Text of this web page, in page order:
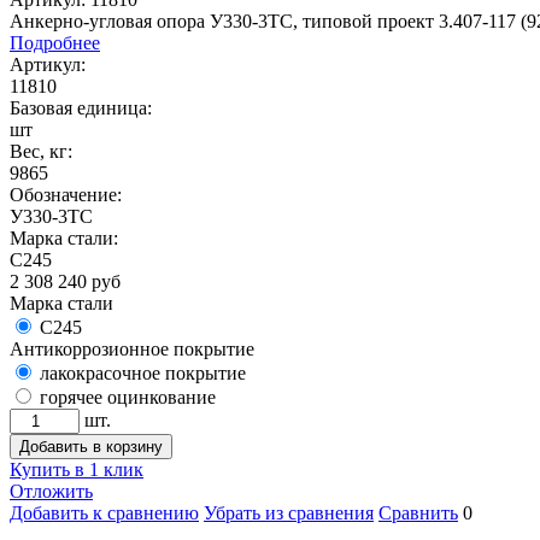
Анкерно-угловая опора У330-3ТС, типовой проект 3.407-117
Подробнее
Артикул:
11810
Базовая единица:
шт
Вес, кг:
9865
Обозначение:
У330-3ТС
Марка стали:
С245
2 308 240 руб
Марка стали
С245
Антикоррозионное покрытие
лакокрасочное покрытие
горячее оцинкование
шт.
Добавить в корзину
Купить в 1 клик
Отложить
Добавить к сравнению Убрать из сравнения Сравнить 0